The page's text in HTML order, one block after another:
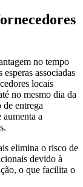
no tempo
associadas
locais
no mesmo dia da
entrega
a
elimina o risco de
devido à
o que facilita o